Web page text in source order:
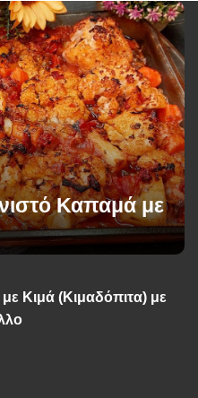
Καπαμά με
με Κιμά (Κιμαδόπιτα) με